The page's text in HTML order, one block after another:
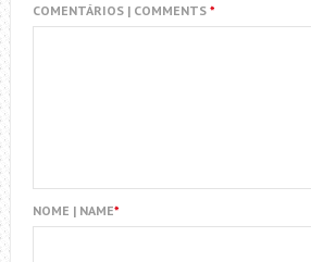
COMENTÁRIOS | COMMENTS *
NOME | NAME*